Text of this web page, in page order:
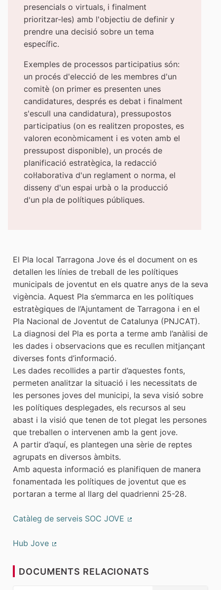
presencials o virtuals, i finalment
prioritzar-les) amb l'objectiu de definir y
prendre una decisió sobre un tema
específic.
Exemples de processos participatius són:
un procés d'elecció de les membres d'un
comitè (on primer es presenten unes
candidatures, després es debat i finalment
s'escull una candidatura), pressupostos
participatius (on es realitzen propostes, es
valoren econòmicament i es voten amb el
pressupost disponible), un procés de
planificació estratègica, la redacció
col·laborativa d'un reglament o norma, el
disseny d'un espai urbà o la producció
d'un pla de polítiques públiques.
Quant a aquest procés
El Pla local Tarragona Jove és el document on es
detallen les línies de treball de les polítiques
municipals de joventut en els quatre anys de la seva
vigència. Aquest Pla s’emmarca en les polítiques
estratègiques de l’Ajuntament de Tarragona i en el
Pla Nacional de Joventut de Catalunya (PNJCAT).
La diagnosi del Pla es porta a terme amb l’anàlisi de
les dades i observacions que es recullen mitjançant
diverses fonts d’informació.
Les dades recollides a partir d’aquestes fonts,
permeten analitzar la situació i les necessitats de
les persones joves del municipi, la seva visió sobre
les polítiques desplegades, els recursos al seu
abast i la visió que tenen de tot plegat les persones
que treballen o intervenen amb la gent jove.
A partir d’aquí, es plantegen una sèrie de reptes
agrupats en diversos àmbits.
Amb aquesta informació es planifiquen de manera
fonamentada les polítiques de joventut que es
portaran a terme al llarg del quadrienni 25-28.
Catàleg de serveis SOC JOVE
Hub Jove
DOCUMENTS RELACIONATS